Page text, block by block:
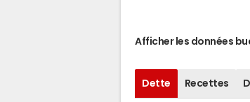
Afficher les données
Dette Recettes